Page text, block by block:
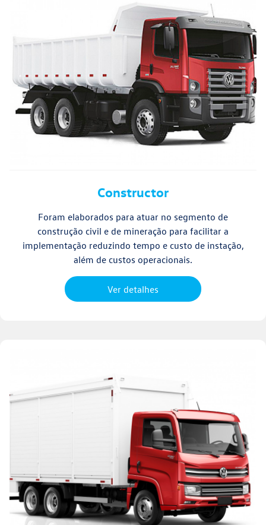
Constructor
Foram elaborados para atuar no segmento de
construção civil e de mineração para facilitar a
implementação reduzindo tempo e custo de instação,
além de custos operacionais.
Ver detalhes